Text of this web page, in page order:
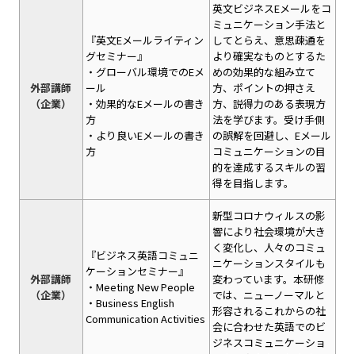
外部講師
（企業）
『英文Eメールライティン
グセミナー』
・グローバル環境でのEメ
ール
・効果的なEメールの書き
方
・より良いEメールの書き
方
英文ビジネスEメールをコ
ミュニケーション手法と
してとらえ、意思疎通を
より確実なものとするた
めの効果的な組み立て
方、ポイントの押さえ
方、説得力のある表現方
法を学びます。受け手側
の誤解を回避し、Eメール
コミュニケーションの目
的を達成するスキルの習
得を目指します。
外部講師
（企業）
『ビジネス英語コミュニ
ケーションセミナー』
・Meeting New People
・Business English
Communication Activities
新型コロナウィルスの影
響により社会環境が大き
く変化し、人々のコミュ
ニケーションスタイルも
変わっています。本研修
では、ニューノーマルと
形容されるこれからの社
会に合わせた英語でのビ
ジネスコミュニケーショ